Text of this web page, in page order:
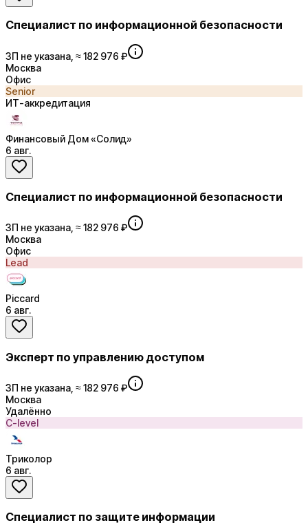
Специалист по информационной безопасности
ЗП не указана, ≈ 182 976 ₽
Москва
Офис
Senior
ИТ-аккредитация
Финансовый Дом «Солид»
6 авг.
Специалист по информационной безопасности
ЗП не указана, ≈ 182 976 ₽
Москва
Офис
Lead
Piccard
6 авг.
Эксперт по управлению доступом
ЗП не указана, ≈ 182 976 ₽
Москва
Удалённо
C-level
Триколор
6 авг.
Специалист по защите информации